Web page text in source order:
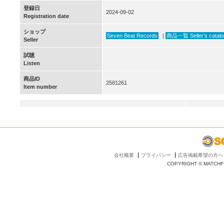
登録日
Registration date
2024-09-02
ショップ
Seller
Seven Beat Records | 商品一覧 Seller’s
試聴
Listen
商品ID
Item number
2581261
会社概要 プライバシー
広告掲載希望の方へ
COPYRIGHT ©